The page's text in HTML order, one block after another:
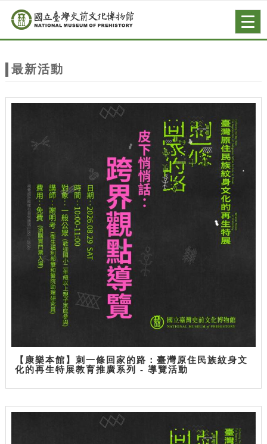
站
主
跳到主要內容
網站導覽
最新活動
【康樂本館】刺一條回家的路：臺灣原住民族紋身文
化的再生特展教育推廣系列 - 導覽活動